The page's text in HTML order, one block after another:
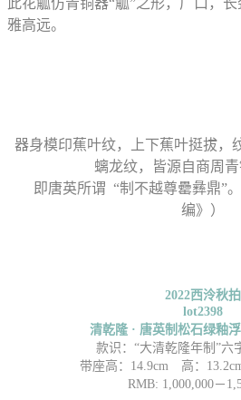
此花觚仿青铜器“觚”之形，广口，
雅高远。
器身模印蕉叶纹，上下蕉叶挺拔，
螭龙纹，皆源自商周青
即唐英所谓 “制不越尊罍彝鼎”
编》）
2022西泠秋拍
lot2398
清乾隆 · 唐英制松石绿釉
款识：“大清乾隆年制”六
带座高：14.9cm 高：
RMB: 1,000,000－